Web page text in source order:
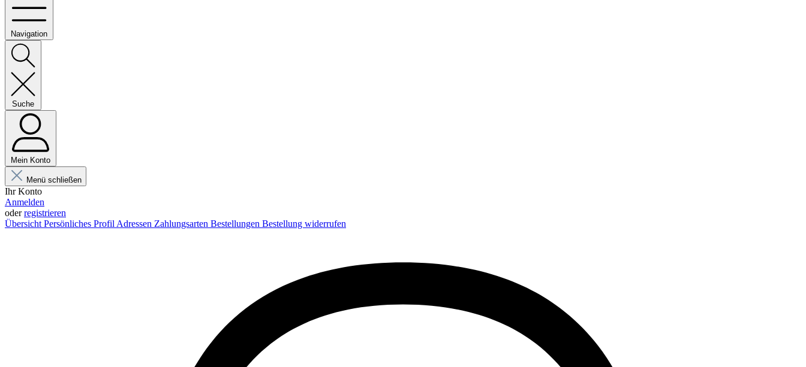
Navigation
Suche
Mein Konto
Menü schließen
Ihr Konto
Anmelden
oderregistrieren
Übersicht Persönliches Profil Adressen Zahlungsarten Bestellungen Bestellung widerrufen